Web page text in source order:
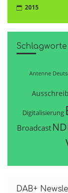
2015
Schlagworte
Antenne
Digitalisierung
Broadcast
DAB+